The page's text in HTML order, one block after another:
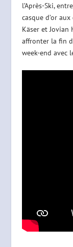
l’Après-Ski,
casque d’or
Käser et
affronter la fin
week-end avec